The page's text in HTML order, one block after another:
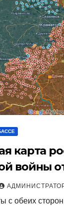
карта
войны
с обеих